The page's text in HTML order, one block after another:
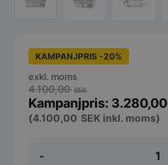
-
räfflat,
KAMPANJPRIS -20%
4.100,00SEK
3.280,00
exkl. moms
(4.100,00 SEK inkl. moms)